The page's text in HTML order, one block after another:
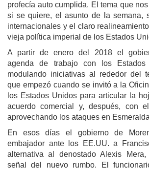
profecía auto cumplida. El tema que
si se quiere, el asunto de la semana,
internacionales y el claro
vieja política imperial de los Estados
A partir de enero del 2018 el
agenda de trabajo con los Estados
modulando iniciativas al rededor del
que empezó cuando se invitó a la
los Estados Unidos para articular la
acuerdo comercial y, después, con
aprovechando los ataques en
En esos días el gobierno de
embajador ante los EE.UU. a
alternativa al denostado Alexis
señal del nuevo rumbo. El